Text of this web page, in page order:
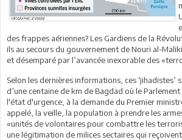
des frappes aériennes? Les Gardiens de la
ils au secours du gouvernement de Nouri al-
et désemparé par l’avancée inexorable des
Selon les dernières informations, ces ‘jihadistes’
d’une centaine de km de Bagdad où le
l'état d'urgence, à la demande du Premier
appelé, la veille, la population à prendre les
«unités de volontaires pour combattre les
une légitimation de milices sectaires qui